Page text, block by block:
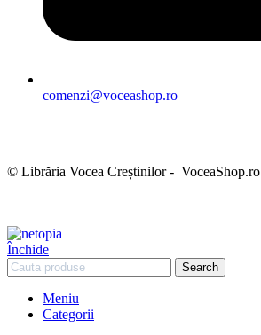
comenzi@voceashop.ro
© Librăria Vocea Creștinilor - VoceaShop.ro
Închide
Search
Meniu
Categorii